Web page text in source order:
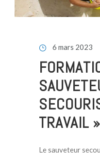
6 mars 2023
TRAVAIL »
Le sauveteur